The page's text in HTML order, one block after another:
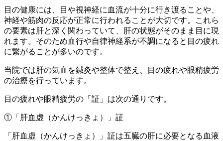
目の健康には、目や視神経に血流が十分に行き渡ることや、
神経や筋肉の反応が正常に行われることが大切です。これら
の要素は肝と深く関わっていて、肝の状態がそのまま目に現
れます。そのため血行や自律神経系が不調になると目の疲れ
に繋がることが多いのです。
当院では肝の気血を鍼灸や整体で整え、目の疲れや眼精疲労
の治療を行っています。
目の疲れや眼精疲労の「証」は次の通りです。
①「肝血虚（かんけっきょ）」証
「肝血虚（かんけっきょ）」証は五臓の肝に必要となる血液